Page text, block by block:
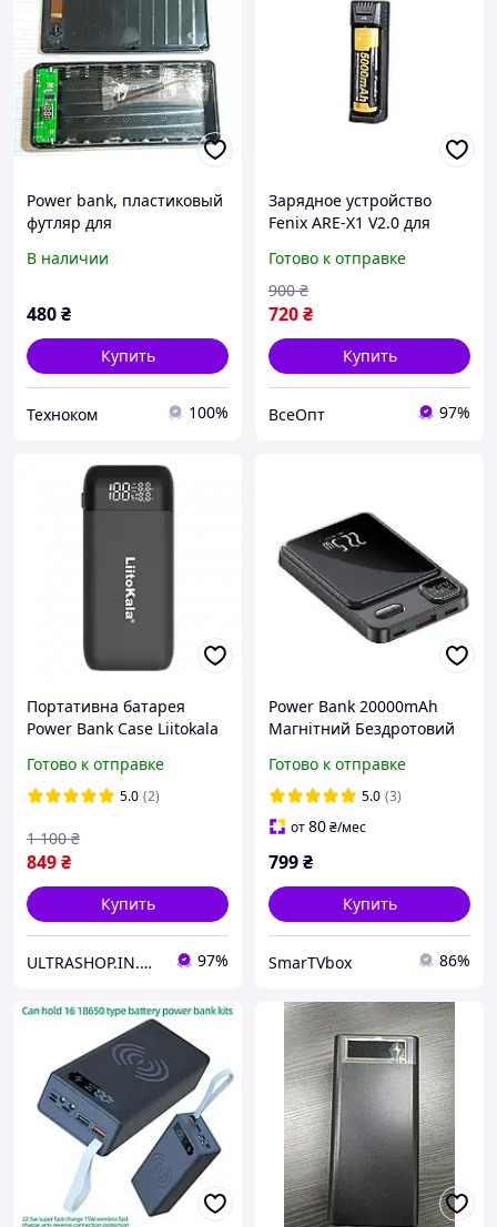
Power bank, пластиковый
футляр для
зарядка телефона, 20000
В наличии
480₴
Купить
Техноком 100%
Зарядное устройство
Fenix ARE-X1 V2.0 для
21700, 26650 с функцией
Power Bank и USB Type-C
Готово к отправке
720₴
900 ₴
Купить
ВсеОпт 97%
Портативна батарея
Power Bank Case Liitokala
QC+PD, LCD
Готово к отправке
5.0 (2)
849₴
1 100 ₴
Купить
ULTRASHOP.IN.UA 🛒 Интернет-магазин трендовых гаджетов 97%
Power Bank 20000mAh
Магнітний Бездротовий
iPhone, Xiaomi, Samsung
чорний
Готово к отправке
5.0 (3)
от80₴/мес
799₴
Купить
SmarTVbox 86%